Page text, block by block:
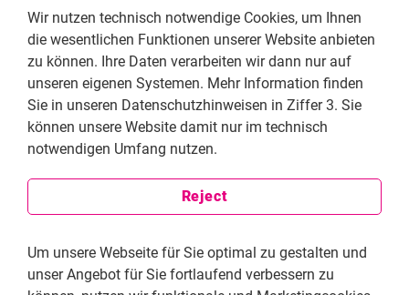
medical or work-related.
Anamely describes how Cuban citizens deal with the
persecution policies of the government and how the
imprisoned Cubans survive. The activist also gives an
interesting insight into the Cuban regime’s financial
resources and funding. Which role do Cubans outside the
country play?
Wir nutzen technisch notwendige Cookies, um Ihnen
die wesentlichen Funktionen unserer Website anbieten
zu können. Ihre Daten verarbeiten wir dann nur auf
unseren eigenen Systemen. Mehr Information finden
Sie in unseren Datenschutzhinweisen in Ziffer 3. Sie
können unsere Website damit nur im technisch
notwendigen Umfang nutzen.
Reject
Um unsere Webseite für Sie optimal zu gestalten und
unser Angebot für Sie fortlaufend verbessern zu